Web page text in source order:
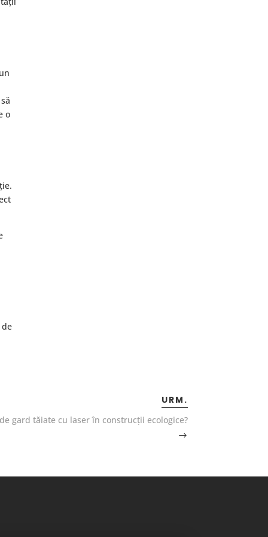
o
URM.
gard tăiate cu laser în construcții ecologice?